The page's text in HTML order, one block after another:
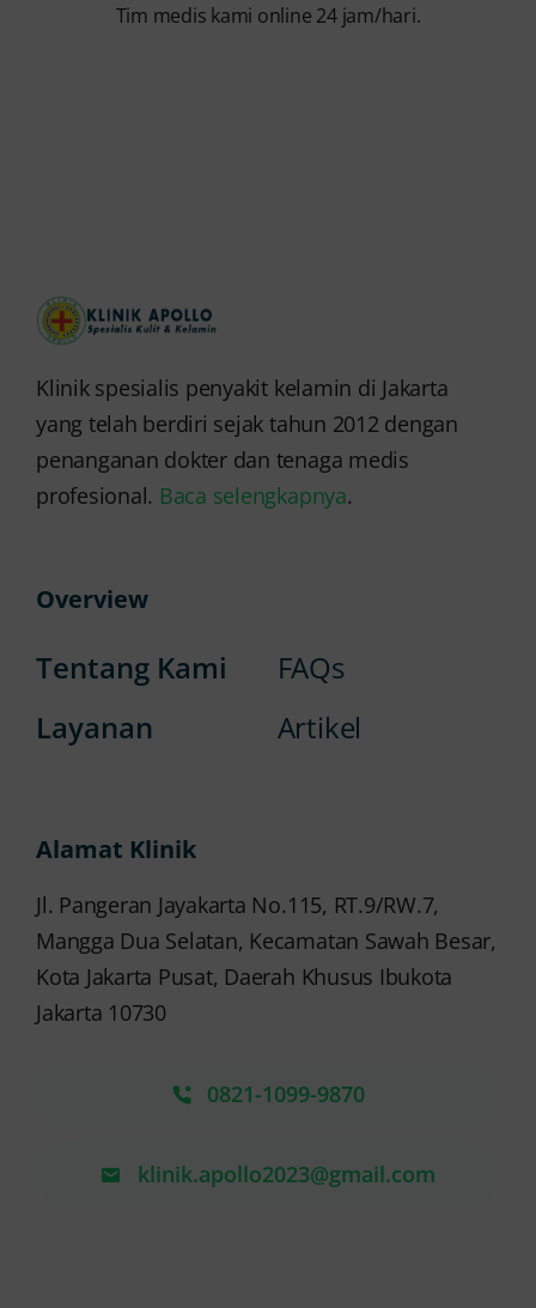
Tim medis kami online 24 jam/hari.
Klinik spesialis penyakit kelamin di Jakarta
yang telah berdiri sejak tahun 2012 dengan
penanganan dokter dan tenaga medis
profesional. Baca selengkapnya.
Overview
Tentang Kami
Layanan
FAQs
Artikel
Alamat Klinik
Jl. Pangeran Jayakarta No.115, RT.9/RW.7,
Mangga Dua Selatan, Kecamatan Sawah Besar,
Kota Jakarta Pusat, Daerah Khusus Ibukota
Jakarta 10730
0821-1099-9870
klinik.apollo2023@gmail.com